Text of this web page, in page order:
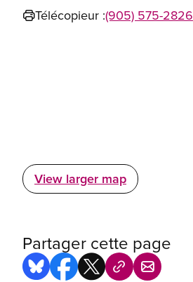
Télécopieur :(905) 575-2826
View larger map
Partager cette page